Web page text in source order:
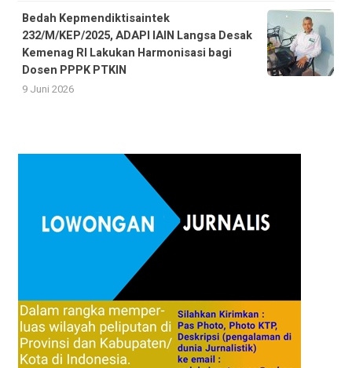
Bedah Kepmendiktisaintek
232/M/KEP/2025, ADAPI IAIN Langsa Desak
Kemenag RI Lakukan Harmonisasi bagi
Dosen PPPK PTKIN
9 Juni 2026